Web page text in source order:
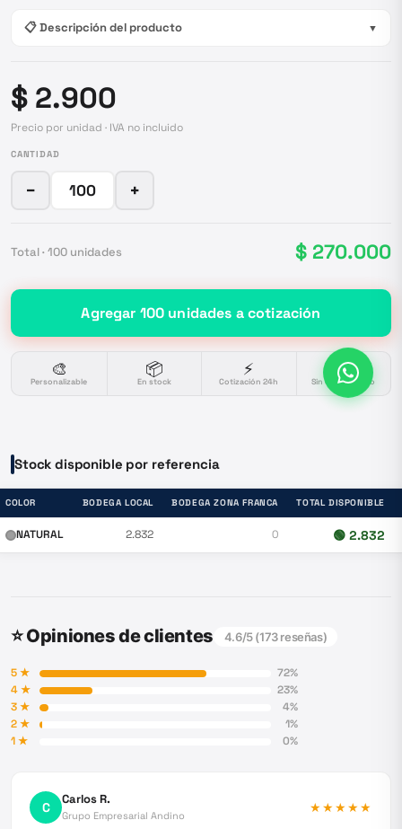
📋 Descripción del producto ▼
$ 2.900
Precio por unidad · IVA no incluido
CANTIDAD
− +
Total · 100 unidades $ 270.000
Agregar 100 unidades a cotización
🎨
Personalizable
📦
En stock
⚡
Cotización 24h
🔒
Sin compromiso
Stock disponible por referencia
COLOR BODEGA LOCAL BODEGA ZONA FRANCA TOTAL DISPONIBLE
NATURAL 2.832 0 🟢 2.832
⭐ Opiniones de clientes 4.6/5 (173reseñas)
5★ 72%
4★ 23%
3★ 4%
2★ 1%
1★ 0%
C Carlos R.
Grupo Empresarial Andino
★★★★★